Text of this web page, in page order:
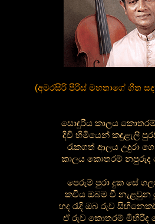
(අමරසිරි පීරිස් මහතාගේ ගීත
සොඳුරිය කාලය
දිවි හිමියෙන් කඳුළැලි
රැකගත් ආලය උදුරා
කාලය කොතරම් නපුරුද
පෙරුම් පුරා දුක සේ
කවිය ඔබම වී නැළවුන
හද රැදි ඔබ රුව
ඒ රුව ⁣කොතරම් මිහිරිද